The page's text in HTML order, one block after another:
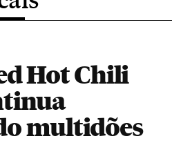
Hot Chili
multidões